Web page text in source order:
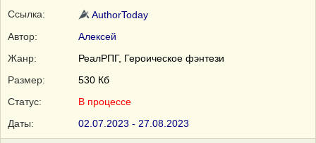
Ссылка:
AuthorToday
Автор:
Алексей
Жанр:
РеалРПГ, Героическое фэнтези
Размер:
530 Кб
Статус:
В процессе
Даты:
02.07.2023 - 27.08.2023